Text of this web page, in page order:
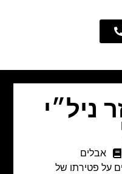
ניל״י
אבלים
על פטירתו של